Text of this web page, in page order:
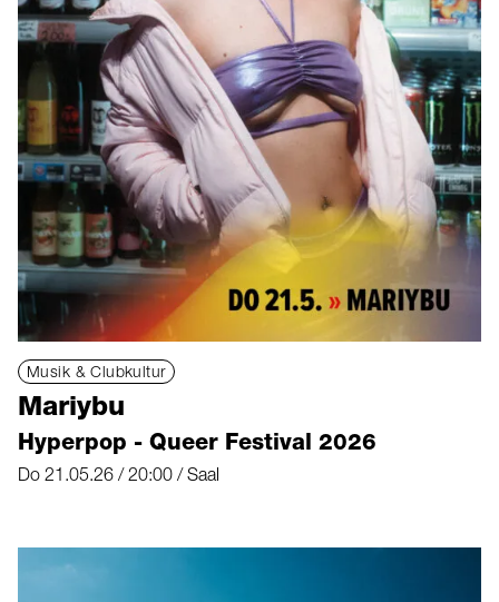
Musik & Clubkultur
Mariybu
Hyperpop - Queer Festival 2026
Do 21.05.26 / 20:00 / Saal